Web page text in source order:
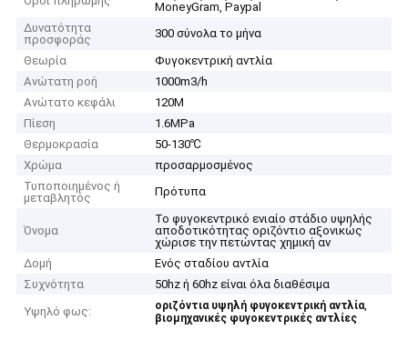
MoneyGram, Paypal
Δυνατότητα
προσφοράς
300 σύνολα το μήνα
Θεωρία
Φυγοκεντρική αντλία
Ανώτατη ροή
1000m3/h
Ανώτατο κεφάλι
120M
Πίεση
1.6MPa
Θερμοκρασία
50-130℃
Χρώμα
προσαρμοσμένος
Τυποποιημένος ή
μεταβλητός
Πρότυπα
Όνομα
Το φυγοκεντρικό ενιαίο στάδιο υψηλής
αποδοτικότητας οριζόντιο αξονικώς
χώρισε την πετώντας χημική αν
Δομή
Ενός σταδίου αντλία
Συχνότητα
50hz ή 60hz είναι όλα διαθέσιμα
Υψηλό φως:
οριζόντια υψηλή φυγοκεντρική αντλία,
βιομηχανικές φυγοκεντρικές αντλίες